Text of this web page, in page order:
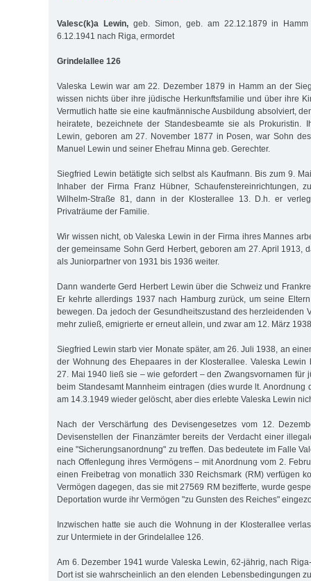
Valesc(k)a Lewin,geb. Simon, geb. am 22.12.1879 in
6.12.1941 nach Riga, ermordet
Grindelallee 126
Valeska Lewin war am 22. Dezember 1879 in Hamm an der
wissen nichts über ihre jüdische Herkunftsfamilie und über ihre
Vermutlich hatte sie eine kaufmännische Ausbildung absolviert,
heiratete, bezeichnete der Standesbeamte sie als Prokuristin.
Lewin, geboren am 27. November 1877 in Posen, war Sohn
Manuel Lewin und seiner Ehefrau Minna geb. Gerechter.
Siegfried Lewin betätigte sich selbst als Kaufmann. Bis zum 9.
Inhaber der Firma Franz Hübner, Schaufenstereinrichtungen,
Wilhelm-Straße 81, dann in der Klosterallee 13. D.h. er
Privaträume der Familie.
Wir wissen nicht, ob Valeska Lewin in der Firma ihres Mannes
der gemeinsame Sohn Gerd Herbert, geboren am 27. April 1913,
als Juniorpartner von 1931 bis 1936 weiter.
Dann wanderte Gerd Herbert Lewin über die Schweiz und
Er kehrte allerdings 1937 nach Hamburg zurück, um seine
bewegen. Da jedoch der Gesundheitszustand des herzleidenden
mehr zuließ, emigrierte er erneut allein, und zwar am 12. März
Siegfried Lewin starb vier Monate später, am 26. Juli 1938, an
der Wohnung des Ehepaares in der Klosterallee. Valeska Lewin
27. Mai 1940 ließ sie – wie gefordert – den Zwangsvornamen für
beim Standesamt Mannheim eintragen (dies wurde lt. Anordnung
am 14.3.1949 wieder gelöscht, aber dies erlebte Valeska Lewin
Nach der Verschärfung des Devisengesetzes vom 12.
Devisenstellen der Finanzämter bereits der Verdacht einer
eine "Sicherungsanordnung" zu treffen. Das bedeutete im Falle
nach Offenlegung ihres Vermögens – mit Anordnung vom 2.
einen Freibetrag von monatlich 330 Reichsmark (RM) verfügen
Vermögen dagegen, das sie mit 27569 RM bezifferte, wurde
Deportation wurde ihr Vermögen "zu Gunsten des Reiches"
Inzwischen hatte sie auch die Wohnung in der Klosterallee
zur Untermiete in der Grindelallee 126.
Am 6. Dezember 1941 wurde Valeska Lewin, 62-jährig, nach
Dort ist sie wahrscheinlich an den elenden Lebensbedingungen